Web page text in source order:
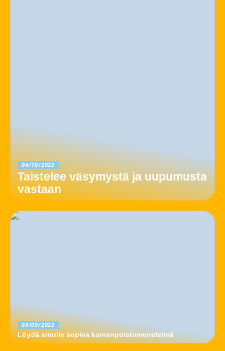
04/10/2022
Taistelee väsymystä ja uupumusta
vastaan
03/09/2022
Löydä sinulle sopiva karvanpoistomenetelmä